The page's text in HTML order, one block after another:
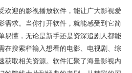
欢迎的影视播放软件，能让广大影视爱
需求。当你打开软件，就能感受到它简
易懂，无论是新手还是资深追剧人都能
在搜索栏输入想看的电影、电视剧、综
获取相关资源。软件汇聚了海量影视内